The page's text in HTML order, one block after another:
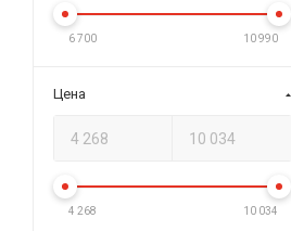
6 700 10 990
Цена
4 268 10 034